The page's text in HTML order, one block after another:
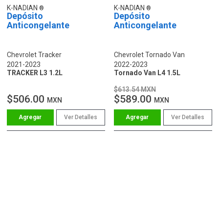
K-NADIAN
Depósito
Anticongelante
Chevrolet Tracker
2021-2023
TRACKER L3 1.2L
$506.00 MXN
Ver Detalles
K-NADIAN
Depósito
Anticongelante
Chevrolet Tornado Van
2022-2023
Tornado Van L4 1.5L
$613.54 MXN
$589.00 MXN
Ver Detalles